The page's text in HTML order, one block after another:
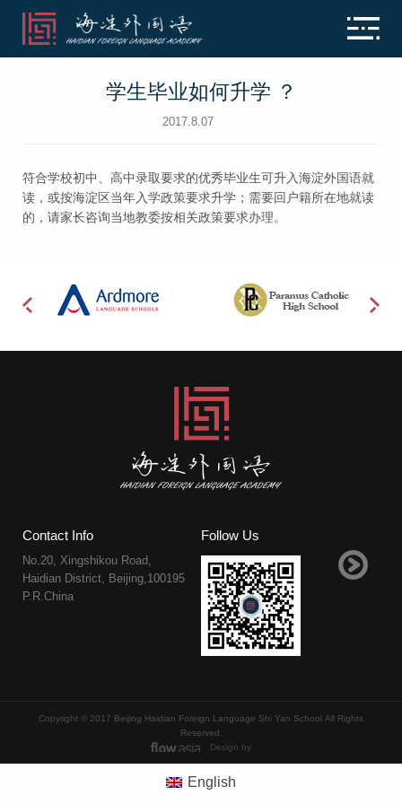
学生毕业如何升学 ？
2017.8.07
符合学校初中、高中录取要求的优秀毕业生可升入海淀外国语就
读，或按海淀区当年入学政策要求升学；需要回户籍所在地就读
的，请家长咨询当地教委按相关政策要求办理。
Contact Info
No.20, Xingshikou Road,
Haidian District, Beijing,100195
P.R.China
Follow Us
Copyright © 2017 Beijing Haidian Foreign Language Shi Yan School All Rights
Reserved.
Design by
English